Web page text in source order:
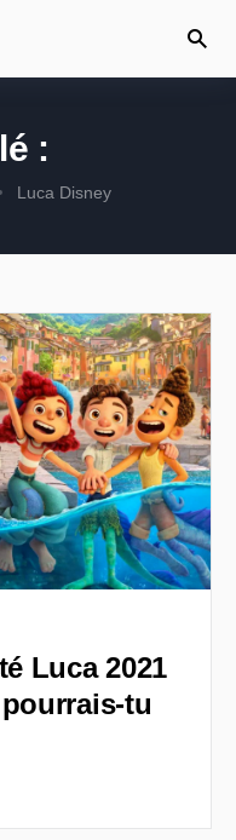
:
Luca Disney
Luca 2021
tu